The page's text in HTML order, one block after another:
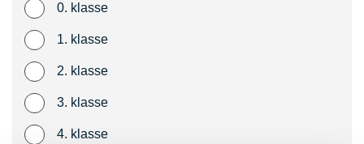
0. klasse
1. klasse
2. klasse
3. klasse
4. klasse